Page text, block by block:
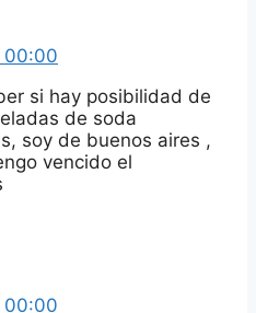
00:00
si hay posibilidad de
de soda
soy de buenos aires ,
vencido el
00:00